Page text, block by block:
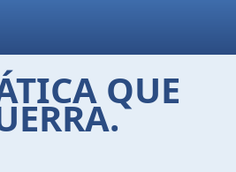
QUE